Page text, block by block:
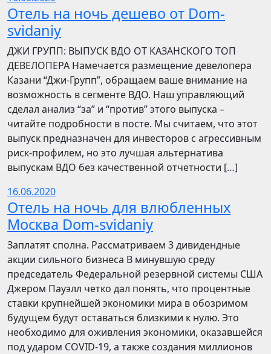
Отель на ночь дешево от Dom-
svidaniy
​​ДЖИ ГРУПП: ВЫПУСК ВДО ОТ КАЗАНСКОГО ТОП
ДЕВЕЛОПЕРА Намечается размещение девелопера
Казани “Джи-Групп”, обращаем ваше внимание на
возможность в сегменте ВДО. Наш управляющий
сделал анализ “за” и “против” этого выпуска –
читайте подробности в посте. Мы считаем, что этот
выпуск предназначен для инвесторов с агрессивным
риск-профилем, но это лучшая альтернатива
выпускам ВДО без качественной отчетности […]
16.06.2020
Отель на ночь для влюбленных
Москва Dom-svidaniy
Заплатят сполна. Рассматриваем 3 дивидендные
акции сильного бизнеса В минувшую среду
председатель Федеральной резервной системы США
Джером Пауэлл четко дал понять, что процентные
ставки крупнейшей экономики мира в обозримом
будущем будут оставаться близкими к нулю. Это
необходимо для оживления экономики, оказавшейся
под ударом COVID-19, а также создания миллионов